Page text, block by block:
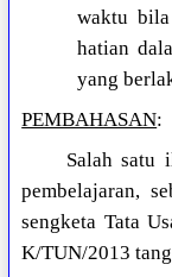
waktu
hatian
yang
PEMBAHASAN:
Salah satu
pembelajaran,
sengketa Tata
K/TUN/2013